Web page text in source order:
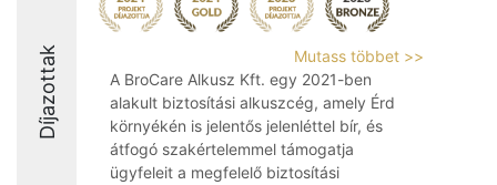
Díjazottak
Mutass többet >>
A BroCare Alkusz Kft. egy 2021-ben
alakult biztosítási alkuszcég, amely Érd
környékén is jelentős jelenléttel bír, és
átfogó szakértelemmel támogatja
ügyfeleit a megfelelő biztosítási